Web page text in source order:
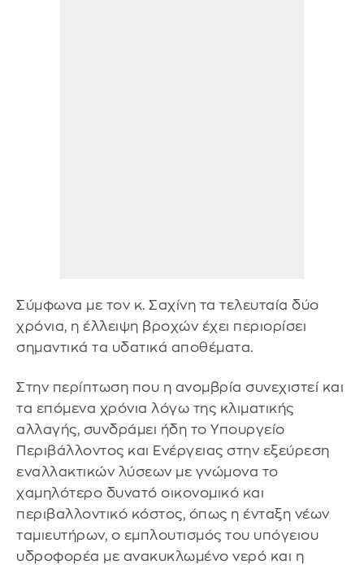
Σύμφωνα με τον κ. Σαχίνη τα τελευταία δύο
χρόνια, η έλλειψη βροχών έχει περιορίσει
σημαντικά τα υδατικά αποθέματα.
Στην περίπτωση που η ανομβρία συνεχιστεί και
τα επόμενα χρόνια λόγω της κλιματικής
αλλαγής, συνδράμει ήδη το Υπουργείο
Περιβάλλοντος και Ενέργειας στην εξεύρεση
εναλλακτικών λύσεων με γνώμονα το
χαμηλότερο δυνατό οικονομικό και
περιβαλλοντικό κόστος, όπως η ένταξη νέων
ταμιευτήρων, ο εμπλουτισμός του υπόγειου
υδροφορέα με ανακυκλωμένο νερό και η